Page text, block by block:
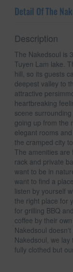
Detail Of The
Description
The Nakedsoul is
Tuyen Lam lake.
hill, so its guests
deepest valley to
attractive
heartbreaking
scene surrounding
going up from the
elegant rooms
the cramped city
The amenities are
rack and private
want to be in
want to find a
listen by yourself
the right place for
for grilling BBQ
coffee by their
Nakedsoul doesn't
Nakedsoul, we lay
fully clothed but